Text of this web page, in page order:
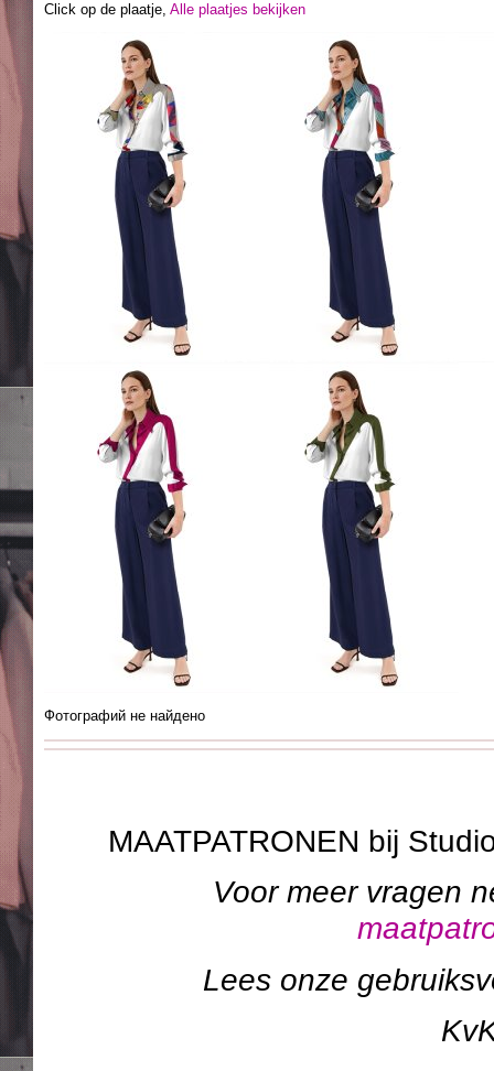
Click op de plaatje, Alle plaatjes bekijken
Фотографий не найдено
MAATPATRONEN bij
Voor meer vragen
Lees onze